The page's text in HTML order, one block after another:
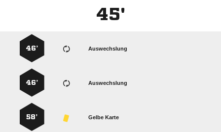
45'
Auswechslung
46’
Auswechslung
46’
Gelbe Karte
58’